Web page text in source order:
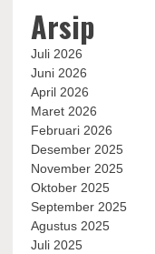
Arsip
Juli 2026
Juni 2026
April 2026
Maret 2026
Februari 2026
Desember 2025
November 2025
Oktober 2025
September 2025
Agustus 2025
Juli 2025